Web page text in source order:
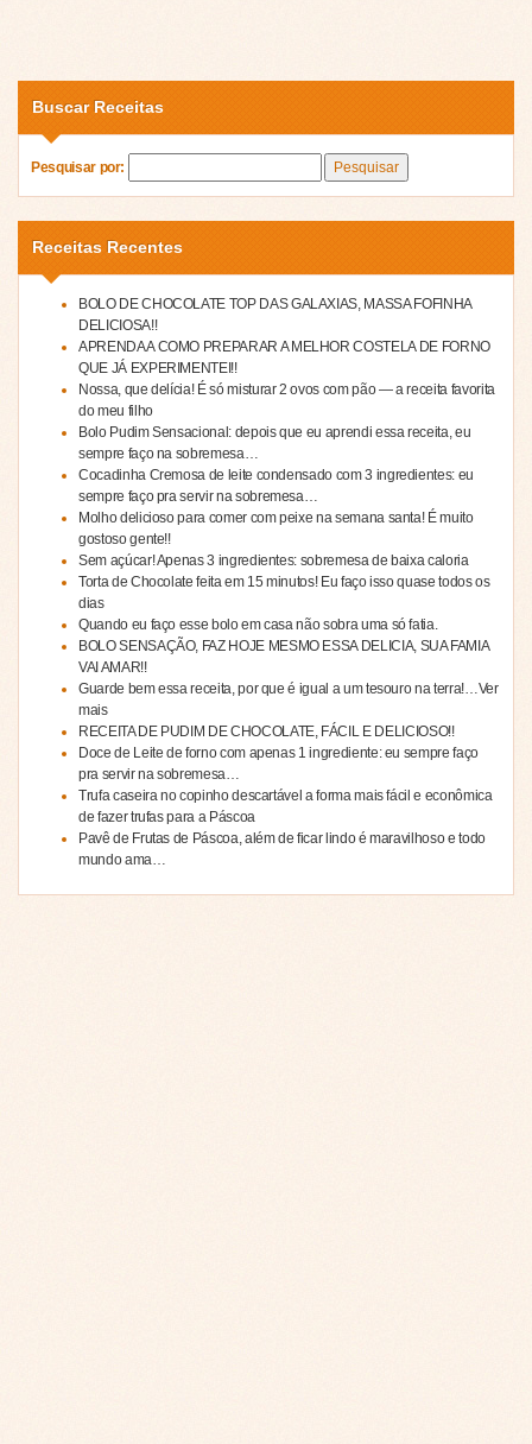
Buscar Receitas
Pesquisar por:
Receitas Recentes
BOLO DE CHOCOLATE TOP DAS GALAXIAS, MASSA FOFINHA
DELICIOSA!!
APRENDA A COMO PREPARAR A MELHOR COSTELA DE FORNO
QUE JÁ EXPERIMENTEI!!
Nossa, que delícia! É só misturar 2 ovos com pão — a receita favorita
do meu filho
Bolo Pudim Sensacional: depois que eu aprendi essa receita, eu
sempre faço na sobremesa…
Cocadinha Cremosa de leite condensado com 3 ingredientes: eu
sempre faço pra servir na sobremesa…
Molho delicioso para comer com peixe na semana santa! É muito
gostoso gente!!
Sem açúcar! Apenas 3 ingredientes: sobremesa de baixa caloria
Torta de Chocolate feita em 15 minutos! Eu faço isso quase todos os
dias
Quando eu faço esse bolo em casa não sobra uma só fatia.
BOLO SENSAÇÃO, FAZ HOJE MESMO ESSA DELICIA, SUA FAMIA
VAI AMAR!!
Guarde bem essa receita, por que é igual a um tesouro na terra!…Ver
mais
RECEITA DE PUDIM DE CHOCOLATE, FÁCIL E DELICIOSO!!
Doce de Leite de forno com apenas 1 ingrediente: eu sempre faço
pra servir na sobremesa…
Trufa caseira no copinho descartável a forma mais fácil e econômica
de fazer trufas para a Páscoa
Pavê de Frutas de Páscoa, além de ficar lindo é maravilhoso e todo
mundo ama…